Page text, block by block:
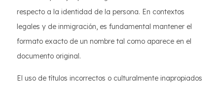
respecto a la identidad de la persona. En contextos
legales y de inmigración, es fundamental mantener el
formato exacto de un nombre tal como aparece en el
documento original.
El uso de títulos incorrectos o culturalmente inapropiados